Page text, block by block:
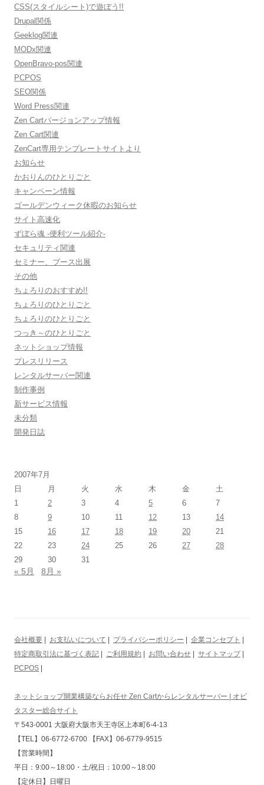
CSS(スタイルシート)で遊ぼう!!
Drupal関係
Geeklog関連
MODx関連
OpenBravo-pos関連
PCPOS
SEO関係
Word Press関連
Zen Cartバージョンアップ情報
Zen Cart関連
ZenCart専用テンプレートサイトより
お知らせ
かおりんのひとりごと
キャンペーン情報
ゴールデンウィーク休暇のお知らせ
サイト高速化
ずぼら魂 -便利ツール紹介-
セキュリティ関連
セミナー、ブース出展
その他
ちょろりのおすすめ!!
ちょろりのひとりごと
ちょろりのひとりごと
つっき～のひとりごと
ネットショップ情報
プレスリリース
レンタルサーバー関連
制作事例
新サービス情報
未分類
開発日誌
2007年7月
日
月 火 水 木 金
土
1
2 3 4 5 6
7
8
9 10 11 12 13
14
15
16 17 18 19 20
21
22
23 24 25 26 27
28
29
30 31
« 5月 8月 »
会社概要 お支払いについて プライバシーポリシー 企業コンセプト
特定商取引法に基づく表記
ご利用規約 お問い合わせ サイトマップ|
PCPOS
ネットショップ開業構築ならお任せ Zen Cartからレンタルサーバー | オビ
タスター総合サイト
〒543-0001 大阪府大阪市天王寺区上本町6-4-13
【TEL】06-6772-6700 【FAX】06-6779-9515
【営業時間】
平日：9:00～18:00・土/祝日：10:00～18:00
【定休日】日曜日